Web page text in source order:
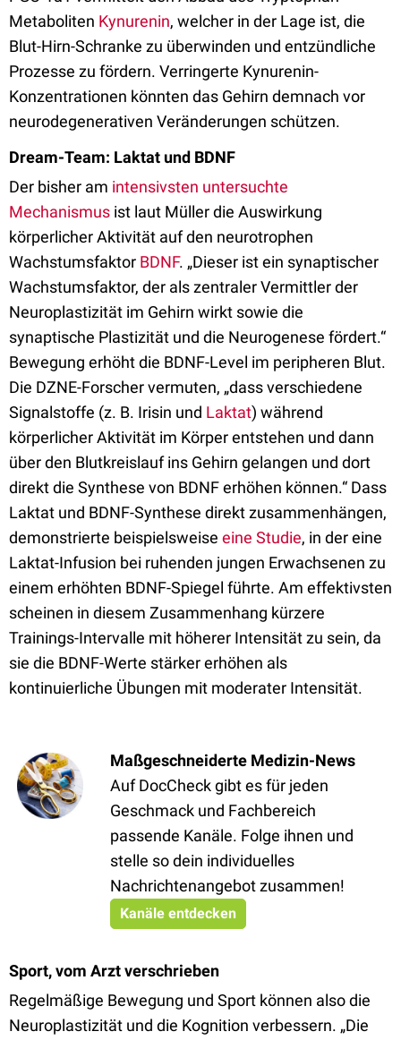
Metaboliten Kynurenin, welcher in der Lage ist, die
Blut-Hirn-Schranke zu überwinden und entzündliche
Prozesse zu fördern. Verringerte Kynurenin-
Konzentrationen könnten das Gehirn demnach vor
neurodegenerativen Veränderungen schützen.
Dream-Team: Laktat und BDNF
Der bisher am intensivsten untersuchte
Mechanismus ist laut Müller die Auswirkung
körperlicher Aktivität auf den neurotrophen
Wachstumsfaktor BDNF. „Dieser ist ein synaptischer
Wachstumsfaktor, der als zentraler Vermittler der
Neuroplastizität im Gehirn wirkt sowie die
synaptische Plastizität und die Neurogenese fördert.“
Bewegung erhöht die BDNF-Level im peripheren Blut.
Die DZNE-Forscher vermuten, „dass verschiedene
Signalstoffe (z. B. Irisin und Laktat) während
körperlicher Aktivität im Körper entstehen und dann
über den Blutkreislauf ins Gehirn gelangen und dort
direkt die Synthese von BDNF erhöhen können.“ Dass
Laktat und BDNF-Synthese direkt zusammenhängen,
demonstrierte beispielsweise eine Studie, in der eine
Laktat-Infusion bei ruhenden jungen Erwachsenen zu
einem erhöhten BDNF-Spiegel führte. Am effektivsten
scheinen in diesem Zusammenhang kürzere
Trainings-Intervalle mit höherer Intensität zu sein, da
sie die BDNF-Werte stärker erhöhen als
kontinuierliche Übungen mit moderater Intensität.
Maßgeschneiderte Medizin-News
Auf DocCheck gibt es für jeden
Geschmack und Fachbereich
passende Kanäle. Folge ihnen und
stelle so dein individuelles
Nachrichtenangebot zusammen!
Kanäle entdecken
Sport, vom Arzt verschrieben
Regelmäßige Bewegung und Sport können also die
Neuroplastizität und die Kognition verbessern. „Die